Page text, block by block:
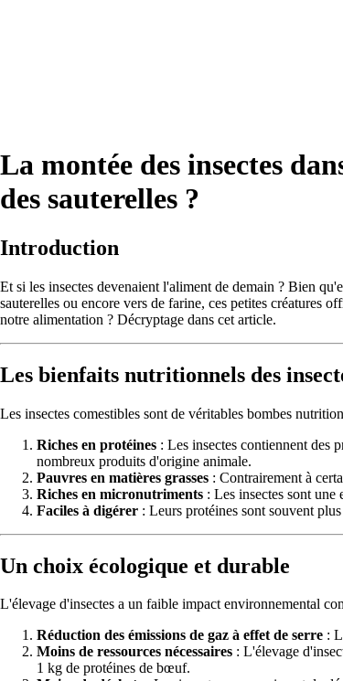
La montée des insectes
des sauterelles ?
Introduction
Et si les insectes devenaient l'aliment de demain ? Bien
sauterelles ou encore vers de farine, ces petites créatures
notre alimentation ? Décryptage dans cet article.
Les bienfaits nutritionnels des
Les insectes comestibles sont de véritables bombes
Riches en protéines : Les insectes contiennent des
nombreux produits d'origine animale.
Pauvres en matières grasses : Contrairement à
Riches en micronutriments : Les insectes sont
Faciles à digérer : Leurs protéines sont souvent
Un choix écologique et durable
L'élevage d'insectes a un faible impact environnemental
Réduction des émissions de gaz à effet de serre :
Moins de ressources nécessaires : L'élevage
1 kg de protéines de bœuf.